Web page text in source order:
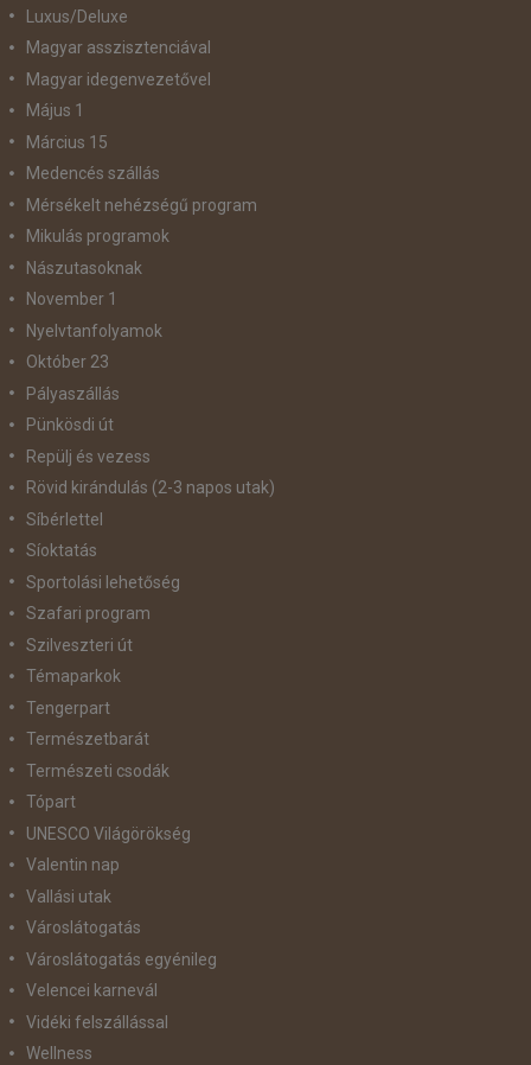
Luxus/Deluxe
Magyar asszisztenciával
Magyar idegenvezetővel
Május 1
Március 15
Medencés szállás
Mérsékelt nehézségű program
Mikulás programok
Nászutasoknak
November 1
Nyelvtanfolyamok
Október 23
Pályaszállás
Pünkösdi út
Repülj és vezess
Rövid kirándulás (2-3 napos utak)
Síbérlettel
Síoktatás
Sportolási lehetőség
Szafari program
Szilveszteri út
Témaparkok
Tengerpart
Természetbarát
Természeti csodák
Tópart
UNESCO Világörökség
Valentin nap
Vallási utak
Városlátogatás
Városlátogatás egyénileg
Velencei karnevál
Vidéki felszállással
Wellness